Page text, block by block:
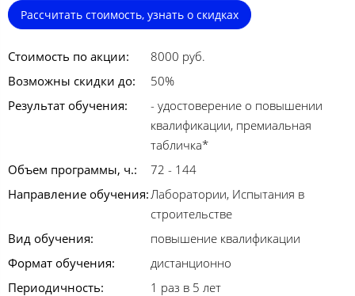
Рассчитать стоимость, узнать о скидках
Стоимость по акции:
8000 руб.
Возможны скидки до:
50%
Результат обучения:
- удостоверение о повышении
квалификации, премиальная
табличка*
Объем программы, ч.:
72 - 144
Направление обучения:Лаборатории, Испытания в
строительстве
Вид обучения:
повышение квалификации
Формат обучения:
дистанционно
Периодичность:
1 раз в 5 лет